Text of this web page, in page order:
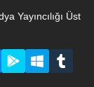
Yayıncılığı Üst